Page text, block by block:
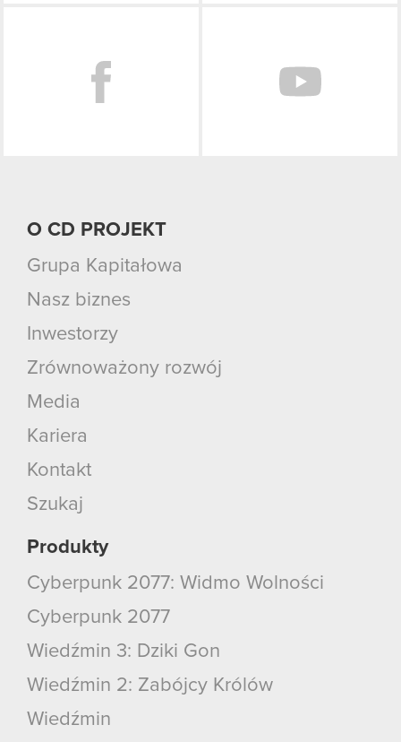
O CD PROJEKT
Grupa Kapitałowa
Nasz biznes
Inwestorzy
Zrównoważony rozwój
Media
Kariera
Kontakt
Szukaj
Produkty
Cyberpunk 2077: Widmo Wolności
Cyberpunk 2077
Wiedźmin 3: Dziki Gon
Wiedźmin 2: Zabójcy Królów
Wiedźmin